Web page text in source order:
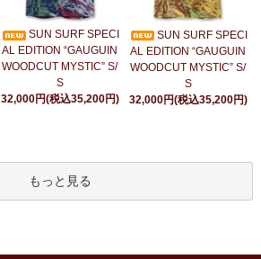
SUN SURF SPECI
AL EDITION “GAUGUIN
WOODCUT MYSTIC” S/
S
32,000円(税込35,200円)
SUN SURF SPECI
AL EDITION “GAUGUIN
WOODCUT MYSTIC” S/
S
32,000円(税込35,200円)
もっと見る